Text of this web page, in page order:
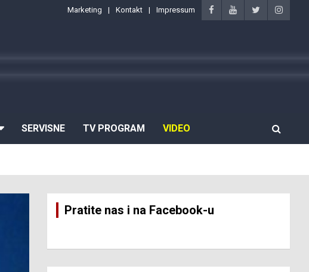
Marketing Kontakt Impressum
SERVISNE TV PROGRAM VIDEO
Pratite nas i na Facebook-u